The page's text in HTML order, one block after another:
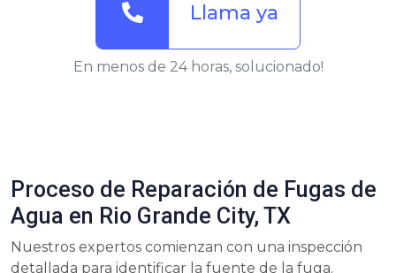
Llama ya
En menos de 24 horas, solucionado!
Proceso de Reparación de Fugas de
Agua en Rio Grande City, TX
Nuestros expertos comienzan con una inspección
detallada para identificar la fuente de la fuga.